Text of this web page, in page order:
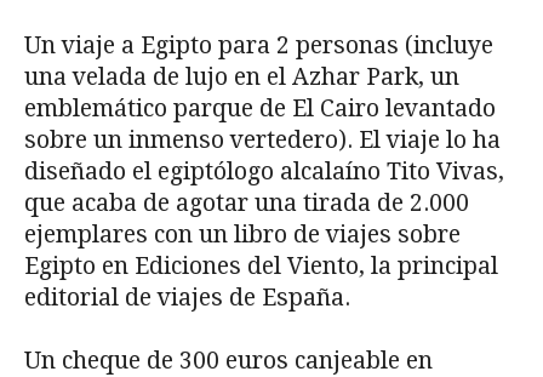
Un viaje a Egipto para 2 personas (incluye
una velada de lujo en el Azhar Park, un
emblemático parque de El Cairo levantado
sobre un inmenso vertedero). El viaje lo ha
diseñado el egiptólogo alcalaíno Tito Vivas,
que acaba de agotar una tirada de 2.000
ejemplares con un libro de viajes sobre
Egipto en Ediciones del Viento, la principal
editorial de viajes de España.
Un cheque de 300 euros canjeable en